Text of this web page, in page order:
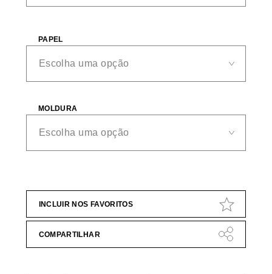
PAPEL
MOLDURA
INCLUIR NOS FAVORITOS
COMPARTILHAR